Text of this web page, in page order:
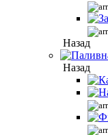
Назад
Назад